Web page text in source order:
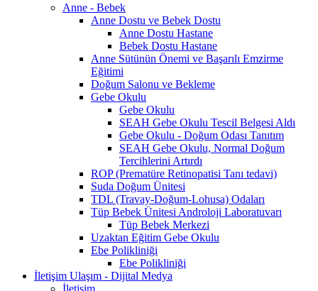
Anne - Bebek
Anne Dostu ve Bebek Dostu
Anne Dostu Hastane
Bebek Dostu Hastane
Anne Sütünün Önemi ve Başarılı Emzirme
Eğitimi
Doğum Salonu ve Bekleme
Gebe Okulu
Gebe Okulu
SEAH Gebe Okulu Tescil Belgesi Aldı
Gebe Okulu - Doğum Odası Tanıtım
SEAH Gebe Okulu, Normal Doğum
Tercihlerini Artırdı
ROP (Prematüre Retinopatisi Tanı tedavi)
Suda Doğum Ünitesi
TDL (Travay-Doğum-Lohusa) Odaları
Tüp Bebek Ünitesi Androloji Laboratuvarı
Tüp Bebek Merkezi
Uzaktan Eğitim Gebe Okulu
Ebe Polikliniği
Ebe Polikliniği
İletişim Ulaşım - Dijital Medya
İletişim